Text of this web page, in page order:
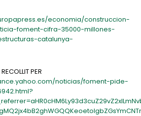
economia/construccion-
foment-cifra-35000-millones-
catalunya-
PER
noticias/foment-pide-